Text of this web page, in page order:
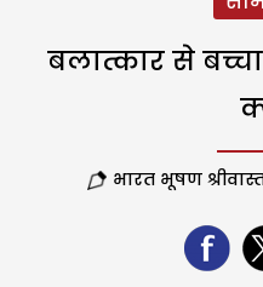
बलात्कार से
भारत भूषण